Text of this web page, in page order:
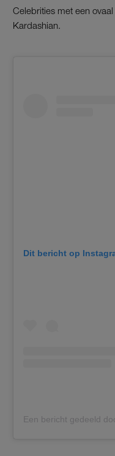
Celebrities met een
Kardashian.
Dit bericht op